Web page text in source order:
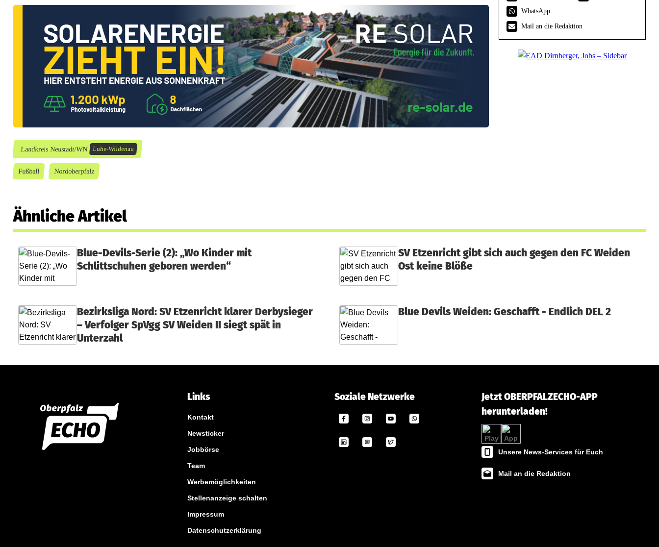
i
l
d
n
a
h
Landkreis Neustadt/WN Luhe-Wildenau
Fußball Nordoberpfalz
WhatsApp
Mail an die Redaktion
Ähnliche Artikel
Blue-Devils-Serie (2): „Wo Kinder mit
Schlittschuhen geboren werden“
SV Etzenricht gibt sich auch gegen den FC Weiden
Ost keine Blöße
Bezirksliga Nord: SV Etzenricht klarer Derbysieger
– Verfolger SpVgg SV Weiden II siegt spät in
Unterzahl
Blue Devils Weiden: Geschafft - Endlich DEL 2
Links
Kontakt
Newsticker
Jobbörse
Team
Werbemöglichkeiten
Stellenanzeige schalten
Impressum
Datenschutzerklärung
Soziale Netzwerke
Jetzt OBERPFALZECHO-APP
herunterladen!
Unsere News-Services für Euch
Mail an die Redaktion